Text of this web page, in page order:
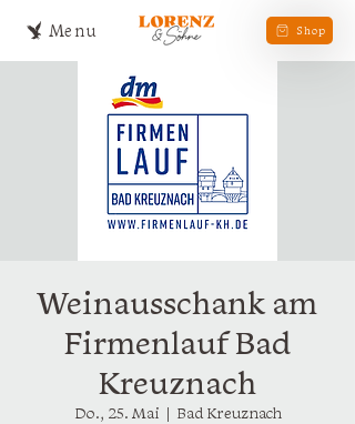
Menu Shop
Weinausschank am
Firmenlauf Bad
Kreuznach
Do., 25. Mai
  |
Bad Kreuznach